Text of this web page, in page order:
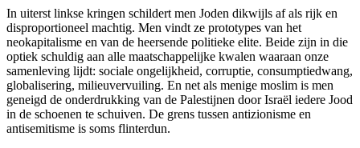
In uiterst linkse kringen schildert men Joden dikwijls af als rijk en
disproportioneel machtig. Men vindt ze prototypes van het
neokapitalisme en van de heersende politieke elite. Beide zijn in die
optiek schuldig aan alle maatschappelijke kwalen waaraan onze
samenleving lijdt: sociale ongelijkheid, corruptie, consumptiedwang,
globalisering, milieuvervuiling. En net als menige moslim is men
geneigd de onderdrukking van de Palestijnen door Israël iedere Jood
in de schoenen te schuiven. De grens tussen antizionisme en
antisemitisme is soms flinterdun.